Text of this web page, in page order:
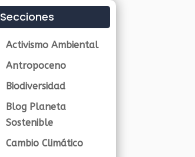
Secciones
Activismo Ambiental
Antropoceno
Biodiversidad
Blog Planeta
Sostenible
Cambio Climático